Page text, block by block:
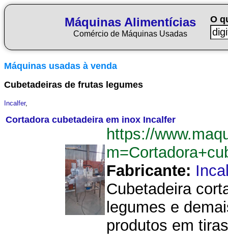
Máquinas Alimentícias
Comércio de Máquinas Usadas
O
Máquinas usadas à venda
Cubetadeiras de frutas legumes
Incalfer,
Cortadora cubetadeira em inox Incalfer
https://
Fabricante:
Cubetadeira
legumes e
produtos em